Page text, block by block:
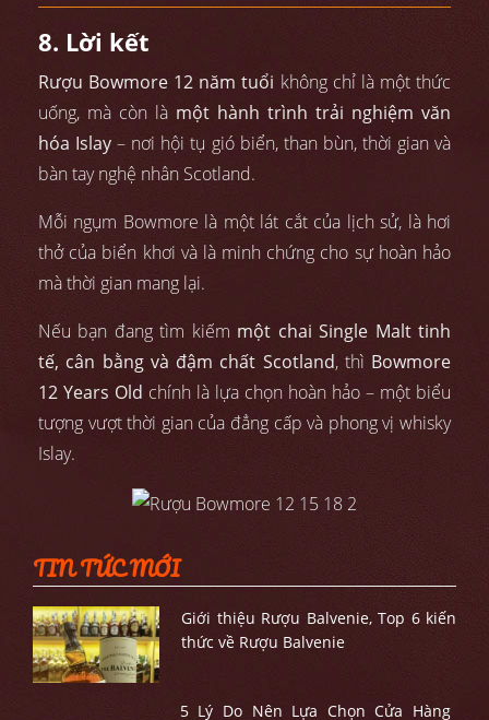
8. Lời kết
Rượu Bowmore 12 năm tuổi không chỉ là một thức
uống, mà còn là một hành trình trải nghiệm văn
hóa Islay – nơi hội tụ gió biển, than bùn, thời gian và
bàn tay nghệ nhân Scotland.
Mỗi ngụm Bowmore là một lát cắt của lịch sử, là hơi
thở của biển khơi và là minh chứng cho sự hoàn hảo
mà thời gian mang lại.
Nếu bạn đang tìm kiếm một chai Single Malt tinh
tế, cân bằng và đậm chất Scotland, thì Bowmore
12 Years Old chính là lựa chọn hoàn hảo – một biểu
tượng vượt thời gian của đẳng cấp và phong vị whisky
Islay.
TIN TỨC MỚI
Giới thiệu Rượu Balvenie, Top 6 kiến
thức về Rượu Balvenie
5 Lý Do Nên Lựa Chọn Cửa Hàng